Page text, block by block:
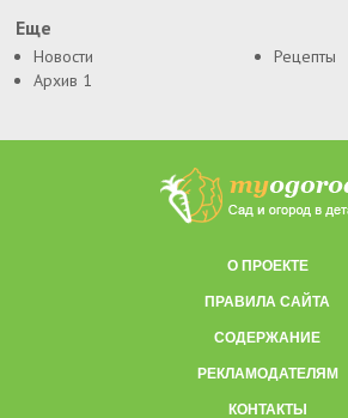
Еще
Новости
Рецепты
Архив 1
О ПРОЕКТЕ
ПРАВИЛА САЙТА
СОДЕРЖАНИЕ
РЕКЛАМОДАТЕЛЯМ
КОНТАКТЫ